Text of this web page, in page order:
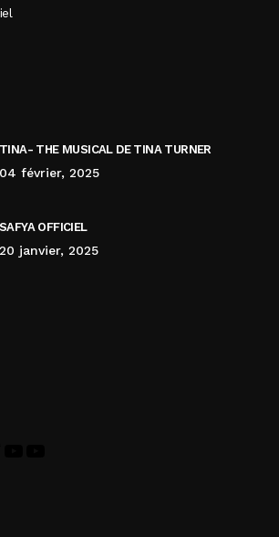
TINA- THE MUSICAL DE TINA TURNER
04 février, 2025
SAFYA OFFICIEL
20 janvier, 2025